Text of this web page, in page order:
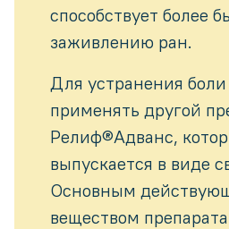
способствует более
заживлению ран.
Для устранения
применять другой
Релиф®Адванс,
выпускается в виде
Основным
веществом